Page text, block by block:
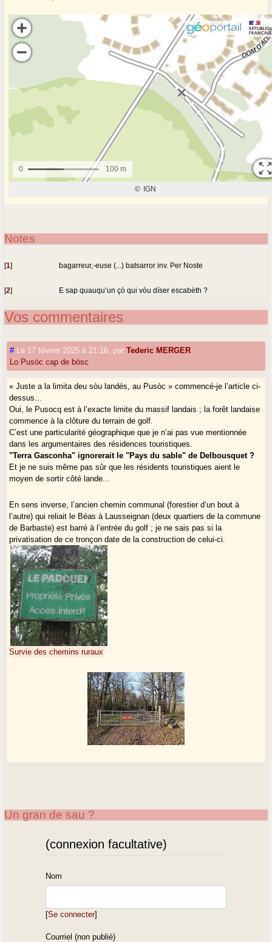
Notes
[1] bagarreur,-euse (...) batsarror inv. Per Noste
[2] E sap quauqu’un çò qui vòu díser escabèth ?
Vos commentaires
# Le 17 février 2025 à 21:16 parTederic MERGER
Lo Pusòc cap de bòsc
« Juste a la limita deu sòu landés, au Pusòc » commencé-je l’article ci-
dessus...
Oui, le Pusocq est à l’exacte limite du massif landais ; la forêt landaise
commence à la clôture du terrain de golf.
C’est une particularité géographique que je n’ai pas vue mentionnée
dans les argumentaires des résidences touristiques.
"Terra Gasconha" ignorerait le "Pays du sable" de Delbousquet ?
Et je ne suis même pas sûr que les résidents touristiques aient le
moyen de sortir côté lande...
En sens inverse, l’ancien chemin communal (forestier d’un bout à
l’autre) qui reliait le Béas à Lausseignan (deux quartiers de la commune
de Barbaste) est barré à l’entrée du golf ; je ne sais pas si la
privatisation de ce tronçon date de la construction de celui-ci.
Survie des chemins ruraux
Un gran de sau ?
(connexion facultative)
Nom
[Se connecter]
Courriel (non publié)